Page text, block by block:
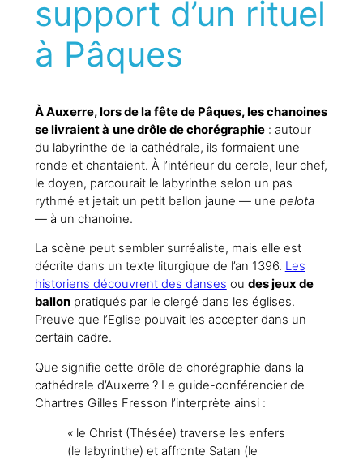
support d’un rituel
à Pâques
À Auxerre, lors de la fête de Pâques, les chanoines
se livraient à une drôle de chorégraphie: autour
du labyrinthe de la cathédrale, ils formaient une
ronde et chantaient. À l’intérieur du cercle, leur chef,
le doyen, parcourait le labyrinthe selon un pas
rythmé et jetait un petit ballon jaune — une pelota
— à un chanoine.
La scène peut sembler surréaliste, mais elle est
décrite dans un texte liturgique de l’an 1396. Les
historiens découvrent des danses ou des jeux de
ballonpratiqués par le clergé dans les églises.
Preuve que l’Eglise pouvait les accepter dans un
certain cadre.
Que signifie cette drôle de chorégraphie dans la
cathédrale d’Auxerre ? Le guide-conférencier de
Chartres Gilles Fresson l’interprète ainsi :
« le Christ (Thésée) traverse les enfers
(le labyrinthe) et affronte Satan (le